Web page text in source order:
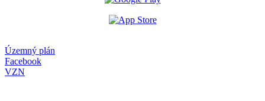
Územný plán
Facebook
VZN